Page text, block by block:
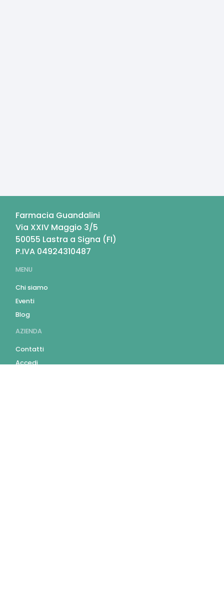
Farmacia Guandalini
Via XXIV Maggio 3/5
50055 Lastra a Signa (FI)
P.IVA 04924310487
MENU
Chi siamo
Eventi
Blog
AZIENDA
Contatti
Accedi